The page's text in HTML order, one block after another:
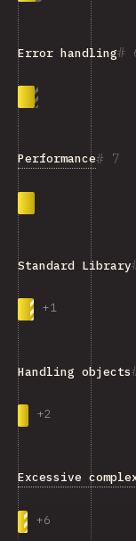
Error handling
7
Performance
Standard Library
+1
Handling objects
+2
Excessive
+6